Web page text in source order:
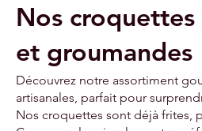
Nos croquettes
et groumandes
Découvrez notre assortiment
artisanales, parfait pour
Nos croquettes sont déjà frites,